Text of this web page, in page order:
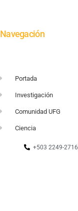
Navegación
Portada
Investigación
Comunidad UFG
Ciencia
+503 2249-2716